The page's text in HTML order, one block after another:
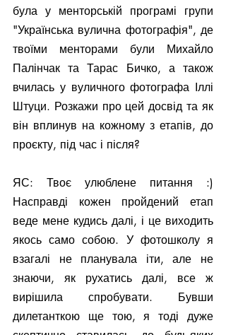
була у менторській програмі групи
"Українська вулична фотографія", де
твоїми менторами були Михайло
Палінчак та Тарас Бичко, а також
вчилась у вуличного фотографа Іллі
Штуци. Розкажи про цей досвід та як
він вплинув на кожному з етапів, до
проєкту, під час і після?
ЯС: Твоє улюблене питання :)
Насправді кожен пройдений етап
веде мене кудись далі, і це виходить
якось само собою. У фотошколу я
взагалі не планувала іти, але не
знаючи, як рухатись далі, все ж
вирішила спробувати. Бувши
дилетанткою ще тою, я тоді дуже